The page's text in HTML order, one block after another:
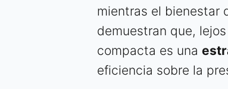
mientras el bienestar
demuestran que,
compacta es una
eficiencia sobre la